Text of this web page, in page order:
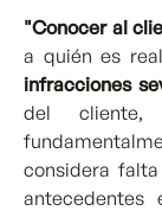
"Conocer al
a quién es
infracciones
del
considera